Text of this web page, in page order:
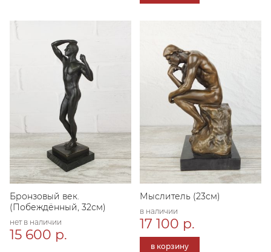
Бронзовый век.
(Побеждённый, 32см)
нет в наличии
15 600 р.
Мыслитель (23см)
в наличии
17 100 р.
в корзину